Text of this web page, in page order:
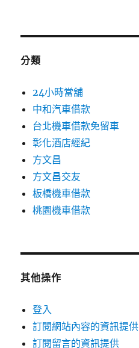
分類
24小時當舖
中和汽車借款
台北機車借款免留車
彰化酒店經紀
方文昌
方文昌交友
板橋機車借款
桃園機車借款
其他操作
登入
訂閱網站內容的資訊提供
訂閱留言的資訊提供